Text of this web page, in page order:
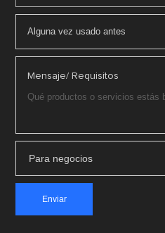
Mensaje/ Requisitos
Para negocios